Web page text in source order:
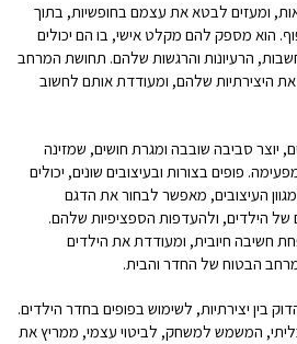
ומעזים לבטא את עצמם בחופשיות, בתוך
הוא מספק להם מקלט אישי, בו הם יכולים
הרעיונות והרגשות שלהם. תחושת המרחב
את היצירתיות שלהם, ומעודדת אותם לחשוב
יוצר סביבה שובבה ומגרת חושים, שמזינה
פופים בצורות ובעיצובים שונים, יכולים
העיצובים, מאפשר לבחור את הדגם
של הילדים, ולהעדפות הספציפיות שלהם.
חשיבה חיובית, ומעודדת את הילדים
הבטוח של החדר והבית.
בין יצירתיות, לשימוש בפופים בחדר הילדים.
המשמש למשחק, לביטוי עצמי, ממריץ את